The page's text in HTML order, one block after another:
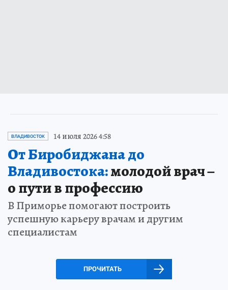
ВЛАДИВОСТОК 14 июля 2026 4:58
От Биробиджана до
Владивостока:молодой врач –
о пути в профессию
В Приморье помогают построить
успешную карьеру врачам и другим
специалистам
ПРОЧИТАТЬ